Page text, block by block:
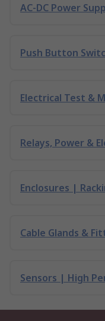
AC-DC Power
Push Button
Electrical Test &
Relays, Power &
Enclosures |
Cable Glands &
Sensors | High